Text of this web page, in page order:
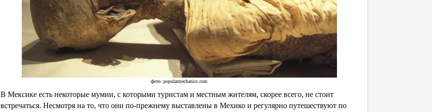
фото: popularmechanics.com
В Мексике есть некоторые мумии, с которыми туристам и местным жителям, скорее всего, не стоит
встречаться. Несмотря на то, что они по-прежнему выставлены в Мехико и регулярно путешествуют по